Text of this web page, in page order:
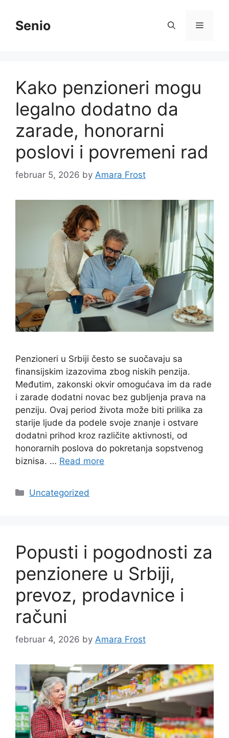
contentSenio Menu
Kako penzioneri mogu
legalno dodatno da
zarade, honorarni
poslovi i povremeni rad
februar 5, 2026 by Amara Frost
Penzioneri u Srbiji često se suočavaju sa
finansijskim izazovima zbog niskih penzija.
Međutim, zakonski okvir omogućava im da rade
i zarade dodatni novac bez gubljenja prava na
penziju. Ovaj period života može biti prilika za
starije ljude da podele svoje znanje i ostvare
dodatni prihod kroz različite aktivnosti, od
honorarnih poslova do pokretanja sopstvenog
biznisa. … Read more
Categories
Uncategorized
Popusti i pogodnosti za
penzionere u Srbiji,
prevoz, prodavnice i
računi
februar 4, 2026 by Amara Frost